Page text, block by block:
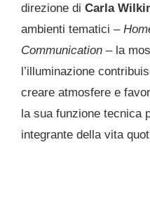
direzione di Carla
ambienti tematici –
Communication – la
l’illuminazione
creare atmosfere e
la sua funzione tecnica
integrante della vita